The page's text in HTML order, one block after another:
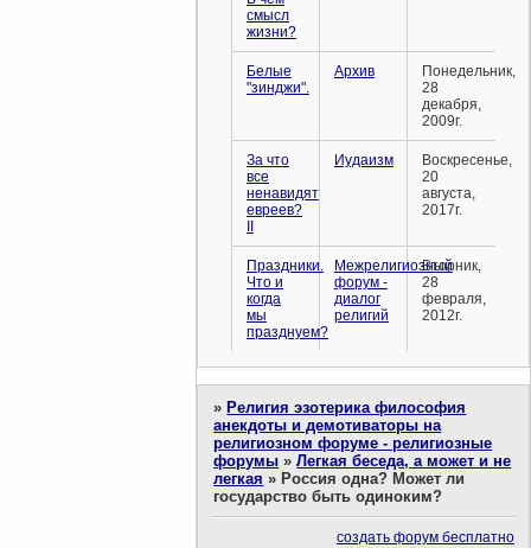
смысл
жизни?
Белые
"зинджи".
Архив
Понедельник,
28
декабря,
2009г.
За что
все
ненавидят
евреев?
II
Иудаизм
Воскресенье,
20
августа,
2017г.
Праздники.
Что и
когда
мы
празднуем?
Межрелигиозный
форум -
диалог
религий
Вторник,
28
февраля,
2012г.
» Религия эзотерика философия
анекдоты и демотиваторы на
религиозном форуме - религиозные
форумы »Легкая беседа, а может и не
легкая » Россия одна? Может ли
государство быть одиноким?
создать форум бесплатно